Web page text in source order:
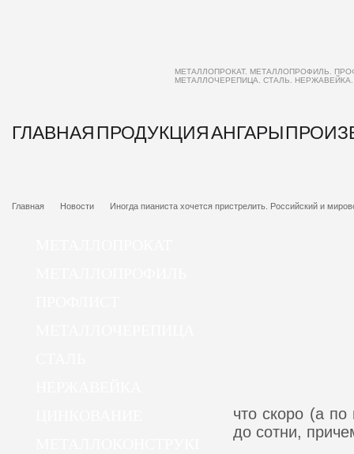
МЕТАЛЛОПРОКАТ. МЕТАЛЛОПРОФИЛЬ.
МЕТАЛЛОЧЕРЕПИЦА. СТАЛЬ.
ГЛАВНАЯПРОДУКЦИЯАНГАРЫ
Главная Новости Иногда пианиста хочется пристрелить. Российский и
что скоро (а
до сотни,